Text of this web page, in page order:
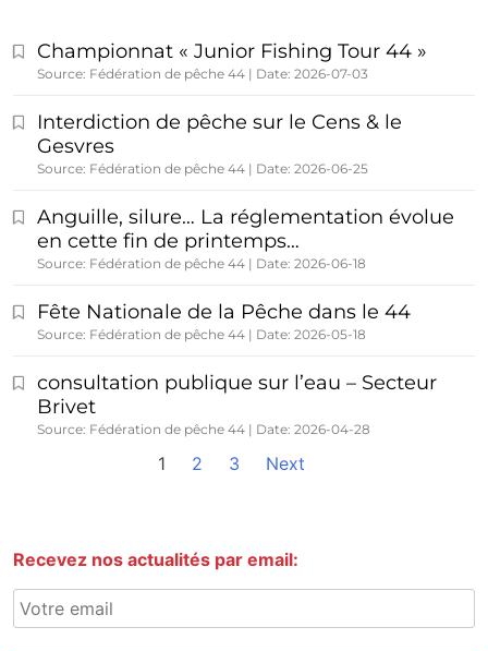
Championnat « Junior Fishing Tour 44 »
Source: Fédération de pêche 44 Date: 2026-07-03
Interdiction de pêche sur le Cens & le
Gesvres
Source: Fédération de pêche 44 Date: 2026-06-25
Anguille, silure… La réglementation évolue
en cette fin de printemps…
Source: Fédération de pêche 44 Date: 2026-06-18
Fête Nationale de la Pêche dans le 44
Source: Fédération de pêche 44 Date: 2026-05-18
consultation publique sur l’eau – Secteur
Brivet
Source: Fédération de pêche 44 Date: 2026-04-28
1 2 3 Next
Recevez nos actualités par email: